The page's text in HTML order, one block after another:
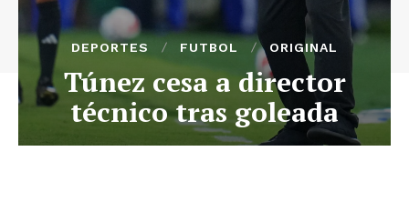
DEPORTES FUTBOL ORIGINAL
Túnez cesa a director
técnico tras goleada